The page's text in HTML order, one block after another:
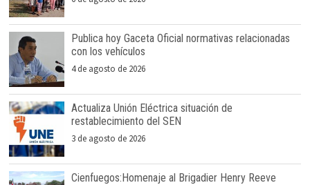
Publica hoy Gaceta Oficial normativas relacionadas
con los vehículos
4 de agosto de 2026
Actualiza Unión Eléctrica situación de
restablecimiento del SEN
3 de agosto de 2026
Cienfuegos:Homenaje al Brigadier Henry Reeve